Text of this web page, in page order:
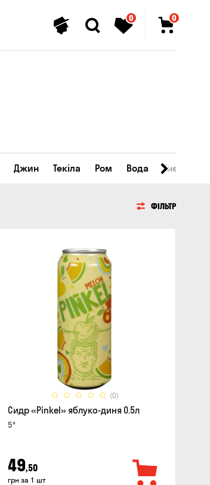
0 0
Джин Текіла Ром Вода
ФІЛЬТР
(0)
Сидр «Pinkel» яблуко-диня 0.5л
5°
49,50
грн за 1 шт